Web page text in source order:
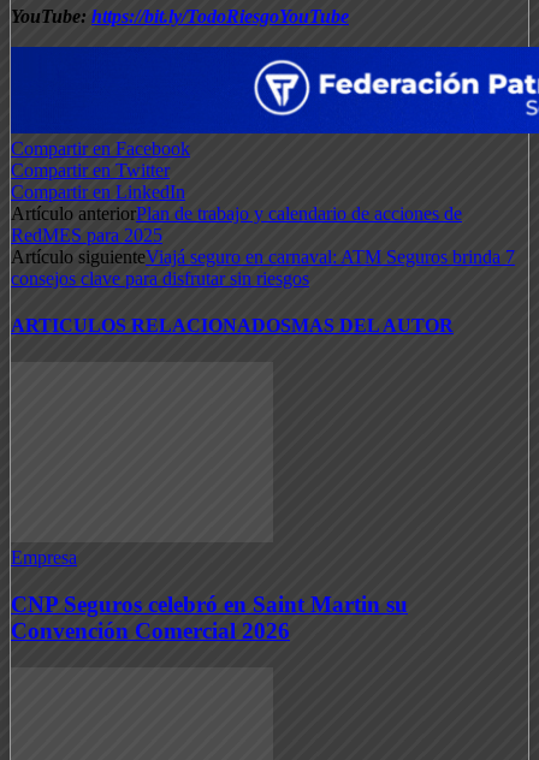
YouTube: https://bit.ly/TodoRiesgoYouTube
Compartir en Facebook
Compartir en Twitter
Compartir en LinkedIn
Artículo anteriorPlan de trabajo y calendario de acciones de
RedMES para 2025
Artículo siguienteViajá seguro en carnaval: ATM Seguros brinda 7
consejos clave para disfrutar sin riesgos
ARTICULOS RELACIONADOSMAS DEL AUTOR
Empresa
CNP Seguros celebró en Saint Martin su
Convención Comercial 2026